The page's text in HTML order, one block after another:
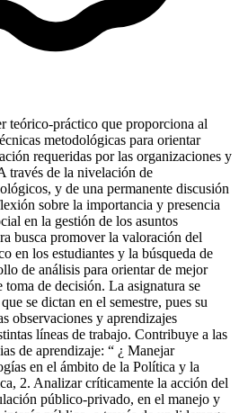
teórico-práctico que proporciona al
metodológicas para orientar
requeridas por las organizaciones y
través de la nivelación de
y de una permanente discusión
sobre la importancia y presencia
en la gestión de los asuntos
busca promover la valoración del
en los estudiantes y la búsqueda de
de análisis para orientar de mejor
toma de decisión. La asignatura se
se dictan en el semestre, pues su
observaciones y aprendizajes
líneas de trabajo. Contribuye a las
de aprendizaje: “ ¿ Manejar
en el ámbito de la Política y la
2. Analizar críticamente la acción del
público-privado, en el manejo y